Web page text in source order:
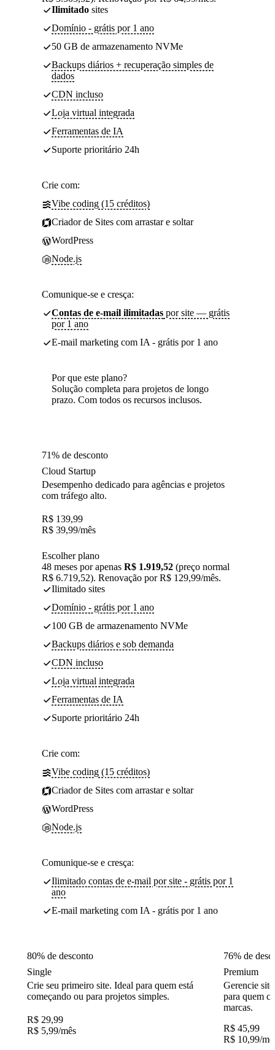
Ilimitado sites
Domínio - grátis por 1 ano
50 GB de armazenamento NVMe
Backups diários + recuperação simples de
dados
CDN incluso
Loja virtual integrada
Ferramentas de IA
Suporte prioritário 24h
Crie com:
Vibe coding (15 créditos)
Criador de Sites com arrastar e soltar
WordPress
Node.js
Comunique-se e cresça:
Contas de e-mail ilimitadas por site — grátis
por 1 ano
E-mail marketing com IA - grátis por 1 ano
Por que este plano?
Solução completa para projetos de longo
prazo. Com todos os recursos inclusos.
71% de desconto
Cloud Startup
Desempenho dedicado para agências e projetos
com tráfego alto.
R$ 139,99
R$ 39,99/mês
Escolher plano
48 meses por apenas R$ 1.919,52 (preço normal
R$ 6.719,52). Renovação por R$ 129,99/mês.
Ilimitado sites
Domínio - grátis por 1 ano
100 GB de armazenamento NVMe
Backups diários e sob demanda
CDN incluso
Loja virtual integrada
Ferramentas de IA
Suporte prioritário 24h
Crie com:
Vibe coding (15 créditos)
Criador de Sites com arrastar e soltar
WordPress
Node.js
Comunique-se e cresça:
Ilimitado contas de e-mail por site - grátis por 1
ano
E-mail marketing com IA - grátis por 1 ano
80% de desconto
Single
Crie seu primeiro site. Ideal para quem está
começando ou para projetos simples.
R$ 29,99
R$ 5,99/mês
76% de
Premium
Gerencie
para quem
marcas.
R$ 45,99
R$ 10,99/